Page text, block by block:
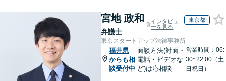
宮地 政和
弁護士
インタビュ
ーを見る
東京都
東京スタートアップ法律事務所
福井県
からも相
談受付中
面談方法(対面・
電話・ビデオな
ど)は応相談
営業時間：06:
30~22:00（土
日祝日）